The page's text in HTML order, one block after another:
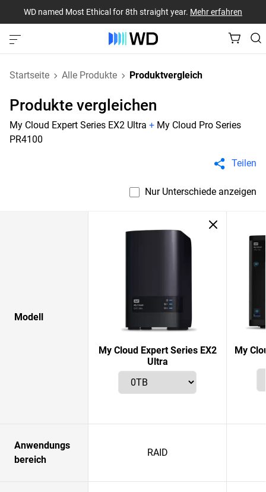
WD named Most Ethical for 8th straight year. Mehr erfahren
Startseite Alle Produkte Produktvergleich
Produkte vergleichen
My Cloud Expert Series EX2 Ultra + My Cloud Pro Series
PR4100
Teilen
Nur Unterschiede anzeigen
Modell
My Cloud Expert Series EX2
Ultra
My
Anwendungs
bereich
RAID